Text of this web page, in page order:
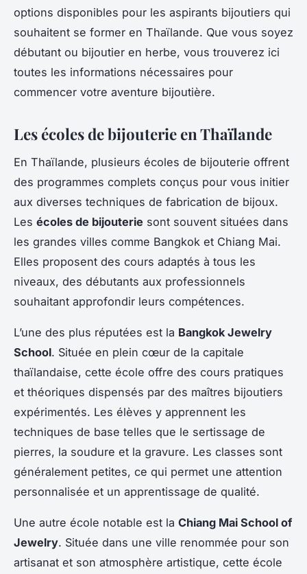
options disponibles pour les aspirants bijoutiers qui
souhaitent se former en Thaïlande. Que vous soyez
débutant ou bijoutier en herbe, vous trouverez ici
toutes les informations nécessaires pour
commencer votre aventure bijoutière.
Les écoles de bijouterie en Thaïlande
En Thaïlande, plusieurs écoles de bijouterie offrent
des programmes complets conçus pour vous initier
aux diverses techniques de fabrication de bijoux.
Les écoles de bijouterie sont souvent situées dans
les grandes villes comme Bangkok et Chiang Mai.
Elles proposent des cours adaptés à tous les
niveaux, des débutants aux professionnels
souhaitant approfondir leurs compétences.
L’une des plus réputées est la Bangkok Jewelry
School. Située en plein cœur de la capitale
thaïlandaise, cette école offre des cours pratiques
et théoriques dispensés par des maîtres bijoutiers
expérimentés. Les élèves y apprennent les
techniques de base telles que le sertissage de
pierres, la soudure et la gravure. Les classes sont
généralement petites, ce qui permet une attention
personnalisée et un apprentissage de qualité.
Une autre école notable est la Chiang Mai School of
Jewelry. Située dans une ville renommée pour son
artisanat et son atmosphère artistique, cette école